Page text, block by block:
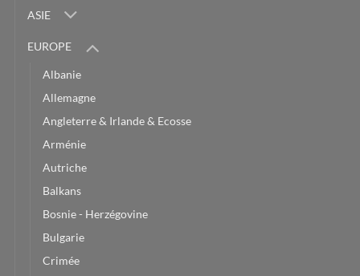
ASIE
EUROPE
Albanie
Allemagne
Angleterre & Irlande & Ecosse
Arménie
Autriche
Balkans
Bosnie - Herzégovine
Bulgarie
Crimée